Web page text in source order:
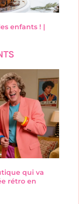
enfants ! |
qui va
rétro en